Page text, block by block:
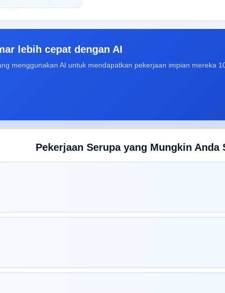
lebih cepat dengan AI
menggunakan AI untuk mendapatkan pekerjaan impian mereka
Pekerjaan Serupa yang Mungkin Anda